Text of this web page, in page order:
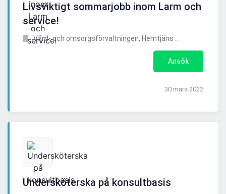
Livsviktigt sommarjobb inom Larm och
service!
Vård- och omsorgsförvaltningen, Hemtjäns ..
Ansök
30 mars 2022
Undersköterska på konsultbasis